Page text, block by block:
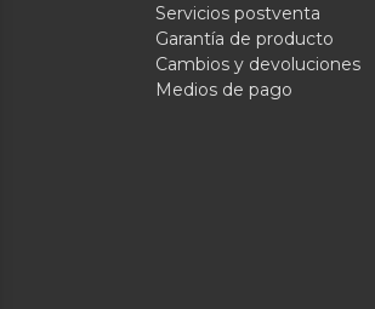
Servicios postventa
Garantía de producto
Cambios y devoluciones
Medios de pago